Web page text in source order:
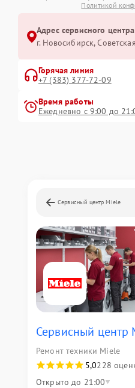
Политикой
Адрес сервисного
г. Новосибирск,
Горячая линия
+7 (383) 377-72-09
Время работы
Ежедневно с 9:00 до
Сервисный центр Miele
Сервисный центр
Ремонт техники Miele
5,0228
Открыто до 21:00